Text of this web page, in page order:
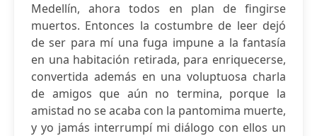
Medellín, ahora todos en plan de fingirse
muertos. Entonces la costumbre de leer dejó
de ser para mí una fuga impune a la fantasía
en una habitación retirada, para enriquecerse,
convertida además en una voluptuosa charla
de amigos que aún no termina, porque la
amistad no se acaba con la pantomima muerte,
y yo jamás interrumpí mi diálogo con ellos un